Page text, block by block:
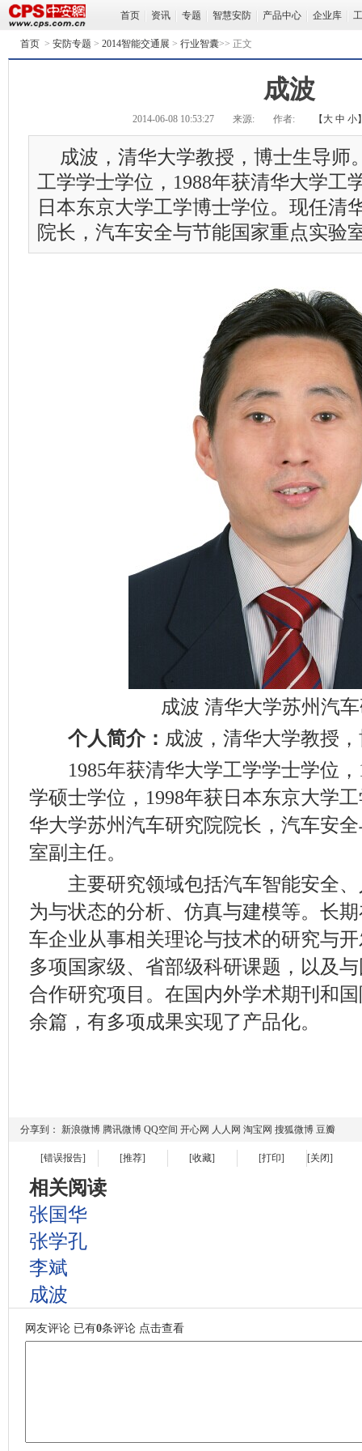
首页 资讯 专题 智慧安防 产品中心 企业库
首页 > 安防专题 > 2014智能交通展 > 行业智囊>> 正文
成波
2014-06-08 10:53:27 来源: 作者: 【 大 中 小
成波，清华大学教授，博士生导师
工学学士学位，1988年获清华大学工
日本东京大学工学博士学位。现任清
院长，汽车安全与节能国家重点实验
成波 清华大学苏州汽车
个人简介： 成波，清华大学教授
1985年获清华大学工学学士学位，
学硕士学位，1998年获日本东京大学
华大学苏州汽车研究院院长，汽车安
室副主任。
主要研究领域包括汽车智能安全、
为与状态的分析、仿真与建模等。长
车企业从事相关理论与技术的研究与
多项国家级、省部级科研课题，以及
合作研究项目。在国内外学术期刊和
余篇，有多项成果实现了产品化。
分享到： 新浪微博 腾讯微博 QQ空间 开心网 人人网 淘宝网 搜狐微博 豆瓣
[错误报告] [推荐] [收藏] [打印] [关闭]
相关阅读
张国华
张学孔
李斌
成波
网友评论 已有0条评论 点击查看